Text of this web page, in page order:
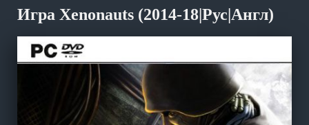
Игра Xenonauts (2014-18|Рус|Англ)